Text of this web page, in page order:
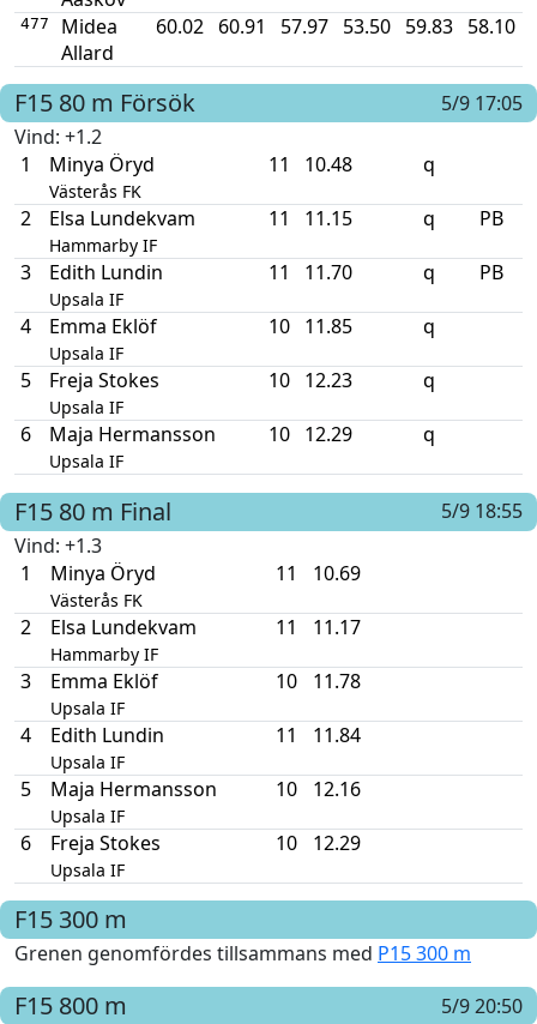
477
Midea
Allard
60.02 60.91 57.97 53.50 59.83 58.10
F15 80 m Försök
5/9 17:05
Vind: +1.2
1
Minya Öryd
Västerås FK
11 10.48 q
2 Elsa Lundekvam
Hammarby IF
11 11.15 q PB
3 Edith Lundin
Upsala IF
11 11.70 q PB
4 Emma Eklöf
Upsala IF
10 11.85 q
5 Freja Stokes
Upsala IF
10 12.23 q
6 Maja Hermansson
Upsala IF
10 12.29 q
F15 80 m Final
5/9 18:55
Vind: +1.3
1
Minya Öryd
Västerås FK
11 10.69
2 Elsa Lundekvam
Hammarby IF
11 11.17
3 Emma Eklöf
Upsala IF
10 11.78
4 Edith Lundin
Upsala IF
11 11.84
5 Maja Hermansson
Upsala IF
10 12.16
6 Freja Stokes
Upsala IF
10 12.29
F15 300 m
Grenen genomfördes tillsammans med P15 300 m
F15 800 m
5/9 20:50